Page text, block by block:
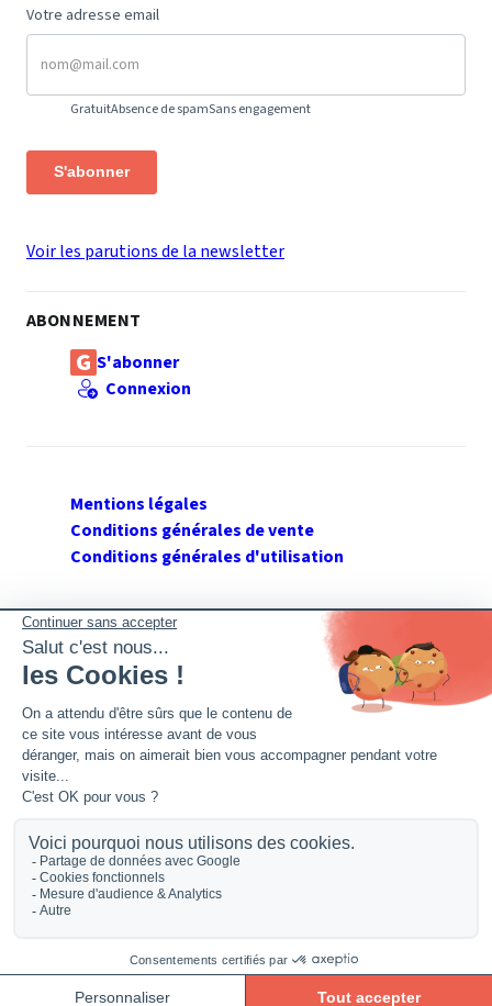
Votre adresse email
GratuitAbsence de spamSans engagement
S'abonner
Voir les parutions de la newsletter
ABONNEMENT
S'abonner
Connexion
Mentions légales
Conditions générales de vente
Conditions générales d'utilisation
SUIVEZ GERANT DE SARL
Twitter
Facebook
Montpellier. Siret : 394 264 709 00020. R.C.S. Montpellier.